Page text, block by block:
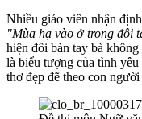
Nhiều giáo viên nhận
"Mùa hạ vào ở trong đôi
hiện đôi bàn tay bà
là biểu tượng của tình
thơ đẹp đẽ theo con